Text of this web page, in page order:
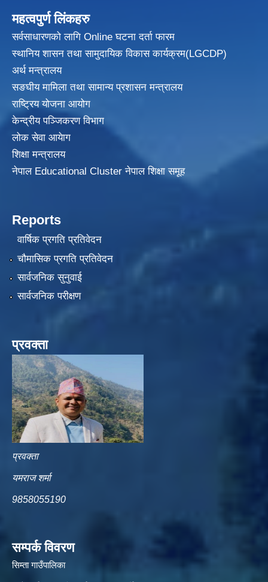
महत्वपुर्ण लिंकहरु
सर्वसाधारणको लागि Online घटना दर्ता फारम
स्थानिय शासन तथा सामुदायिक विकासकार्यक्रम(LGCDP)
अर्थ मन्त्रालय
सङघीय मामिला तथा सामान्य प्रशासन मन्त्रालय
राष्ट्रिय योजना आयोग
केन्द्रीय पञ्जिकरण विभाग
लोक सेवा आयेाग
शिक्षा मन्त्रालय
नेपाल Educational Cluster नेपाल शिक्षा समूह
Reports
वार्षिक प्रगति प्रतिवेदन
चौमासिक प्रगति प्रतिवेदन
सार्वजनिक सुनुवाई
सार्वजनिक परीक्षण
प्रवक्ता
प्रवक्ता
यमराज शर्मा
9858055190
सम्पर्क विवरण
सिम्ता गाउँपालिका